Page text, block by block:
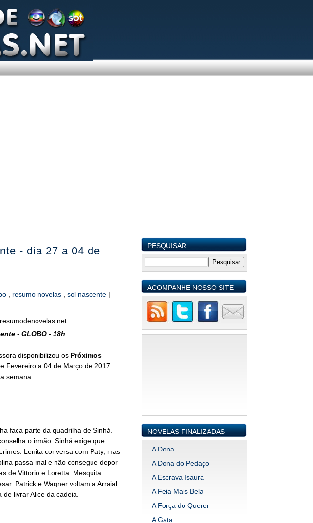
- dia 27 a 04 de
resumo novelas sol nascente |
- GLOBO - 18h
disponibilizou os Próximos
Fevereiro a 04 de Março de 2017.
semana...
faça parte da quadrilha de Sinhá.
o irmão. Sinhá exige que
Lenita conversa com Paty, mas
passa mal e não consegue depor
de Vittorio e Loretta. Mesquita
Patrick e Wagner voltam a Arraial
livrar Alice da cadeia.
PESQUISAR
ACOMPANHE NOSSO SITE
NOVELAS FINALIZADAS
A Dona
A Dona do Pedaço
A Escrava Isaura
A Feia Mais Bela
A Força do Querer
A Gata